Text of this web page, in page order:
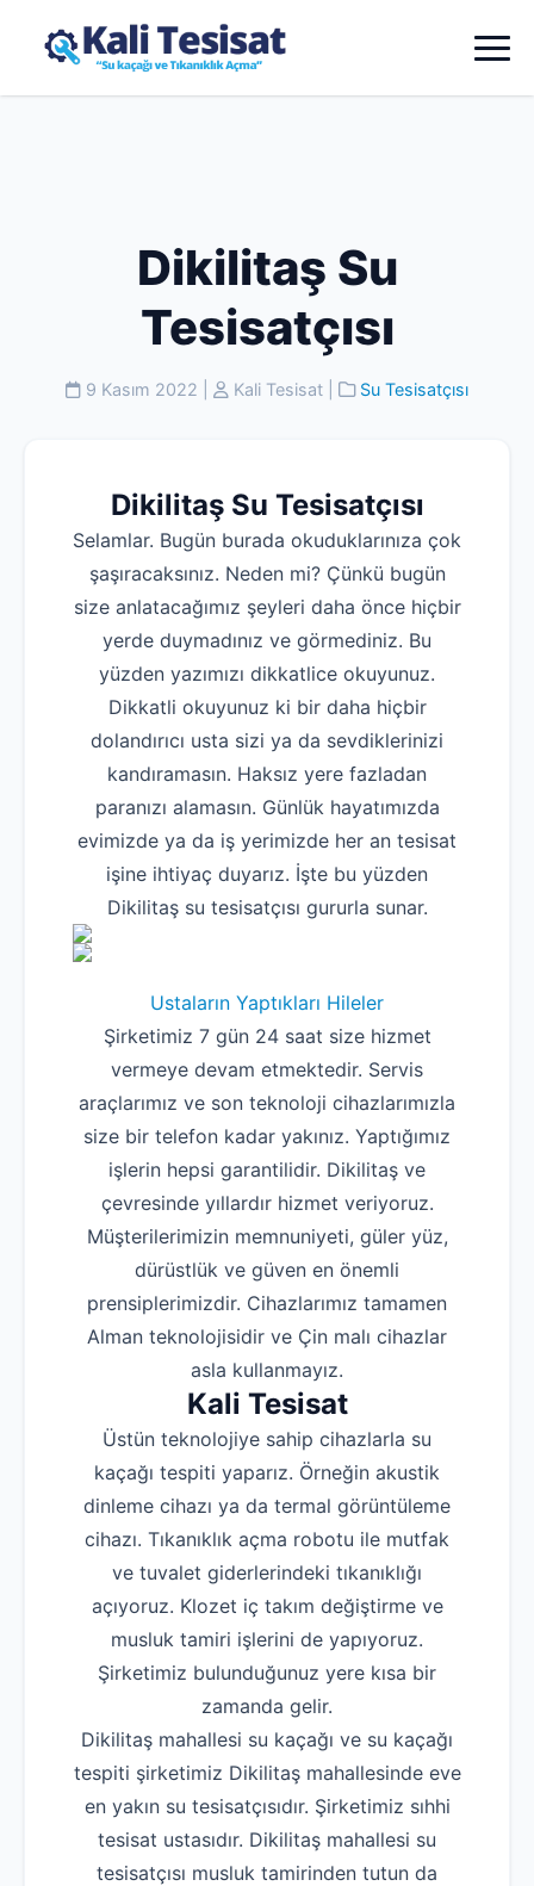
Dikilitaş Su
Tesisatçısı
9 Kasım 2022 Kali Tesisat Su Tesisatçısı
Dikilitaş Su Tesisatçısı
Selamlar. Bugün burada okuduklarınıza çok
şaşıracaksınız. Neden mi? Çünkü bugün
size anlatacağımız şeyleri daha önce hiçbir
yerde duymadınız ve görmediniz. Bu
yüzden yazımızı dikkatlice okuyunuz.
Dikkatli okuyunuz ki bir daha hiçbir
dolandırıcı usta sizi ya da sevdiklerinizi
kandıramasın. Haksız yere fazladan
paranızı alamasın. Günlük hayatımızda
evimizde ya da iş yerimizde her an tesisat
işine ihtiyaç duyarız. İşte bu yüzden
Dikilitaş su tesisatçısı gururla sunar.
Ustaların Yaptıkları Hileler
Şirketimiz 7 gün 24 saat size hizmet
vermeye devam etmektedir. Servis
araçlarımız ve son teknoloji cihazlarımızla
size bir telefon kadar yakınız. Yaptığımız
işlerin hepsi garantilidir. Dikilitaş ve
çevresinde yıllardır hizmet veriyoruz.
Müşterilerimizin memnuniyeti, güler yüz,
dürüstlük ve güven en önemli
prensiplerimizdir. Cihazlarımız tamamen
Alman teknolojisidir ve Çin malı cihazlar
asla kullanmayız.
Kali Tesisat
Üstün teknolojiye sahip cihazlarla su
kaçağı tespiti yaparız. Örneğin akustik
dinleme cihazı ya da termal görüntüleme
cihazı. Tıkanıklık açma robotu ile mutfak
ve tuvalet giderlerindeki tıkanıklığı
açıyoruz. Klozet iç takım değiştirme ve
musluk tamiri işlerini de yapıyoruz.
Şirketimiz bulunduğunuz yere kısa bir
zamanda gelir.
Dikilitaş mahallesi su kaçağı ve su kaçağı
tespiti şirketimiz Dikilitaş mahallesinde eve
en yakın su tesisatçısıdır. Şirketimiz sıhhi
tesisat ustasıdır. Dikilitaş mahallesi su
tesisatçısı musluk tamirinden tutun da